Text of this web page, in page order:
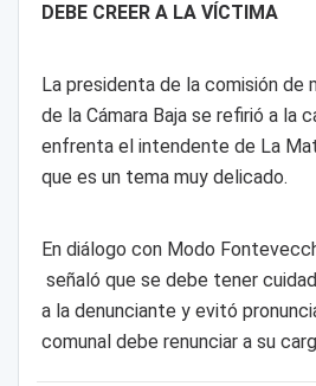
DEBE CREER A LA VÍCTIMA
La presidenta de la comisión de
de la Cámara Baja se refirió a la
enfrenta el intendente de La
que es un tema muy delicado.
En diálogo con Modo
señaló que se debe tener
a la denunciante y evitó
comunal debe renunciar a su